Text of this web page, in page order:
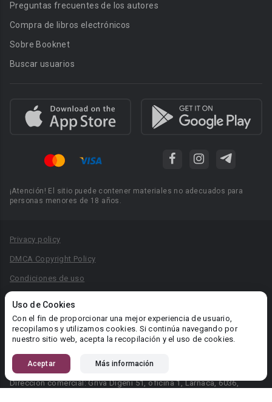
Uso de Cookies
Con el fin de proporcionar una mejor experiencia de usuario,
recopilamos y utilizamos cookies. Si continúa navegando por
nuestro sitio web, acepta la recopilación y el uso de cookies.
Aceptar Más información
Preguntas frecuentes de los autores
Compra de libros electrónicos
Sobre Booknet
Buscar usuarios
¡Atención! El sitio puede contener materiales no adecuados para
personas menores de 18 años.
Privacy policy
DMCA Copyright Policy
Condiciones de uso
Reglas para la publicación de libros
Área RR.PP.: pr@booknet.com
© 2026 Booknet. Todos los derechos reservados.
Dirección comercial: Griva Digeni 51, oficina 1, Larnaca, 6036,